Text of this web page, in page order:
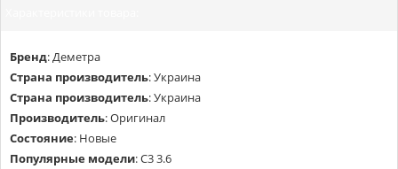
Бренд: Деметра
Страна производитель:Украина
Страна производитель:Украина
Производитель:Оригинал
Состояние: Новые
Популярные модели:С3 3.6